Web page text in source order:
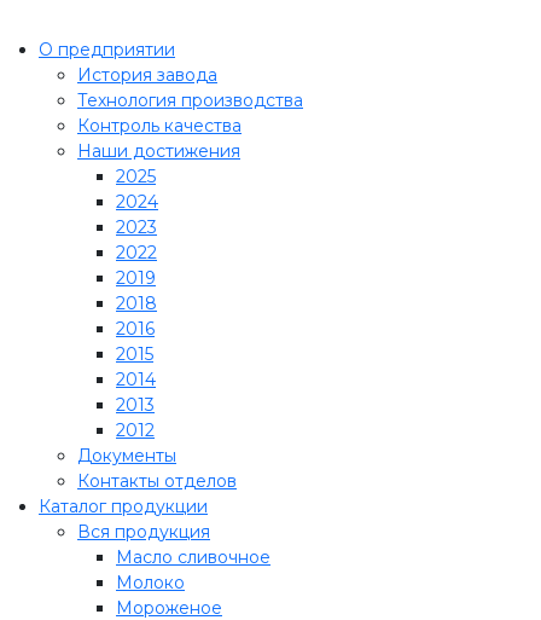
О предприятии
История завода
Технология производства
Контроль качества
Наши достижения
2025
2024
2023
2022
2019
2018
2016
2015
2014
2013
2012
Документы
Контакты отделов
Каталог продукции
Вся продукция
Масло сливочное
Молоко
Мороженое